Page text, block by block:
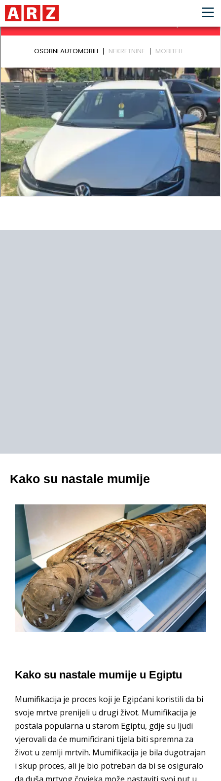
Kako su nastale mumije
Kako su nastale mumije u Egiptu
Mumifikacija je proces koji je Egipćani koristili da bi
svoje mrtve prenijeli u drugi život. Mumifikacija je
postala popularna u starom Egiptu, gdje su ljudi
vjerovali da će mumificirani tijela biti spremna za
život u zemlji mrtvih. Mumifikacija je bila dugotrajan
i skup proces, ali je bio potreban da bi se osiguralo